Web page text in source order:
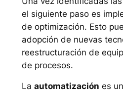
el siguiente paso es
de optimización. Esto
adopción de nuevas
reestructuración de
de procesos.
La automatización es